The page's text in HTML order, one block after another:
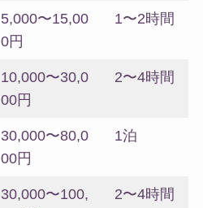
5,000〜15,00
0円
1〜2時間
10,000〜30,0
00円
2〜4時間
30,000〜80,0
00円
1泊
30,000〜100,
2〜4時間